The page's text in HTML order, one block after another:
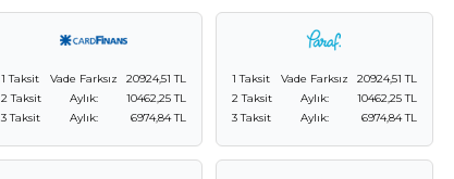
1 Taksit Vade Farksız
20924,51 TL
2 Taksit
Aylık:
10462,25 TL
3 Taksit
Aylık: 6974,84 TL
1 Taksit Vade Farksız
20924,51 TL
2 Taksit
Aylık:
10462,25 TL
3 Taksit
Aylık: 6974,84 TL